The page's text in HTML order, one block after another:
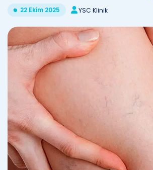
22 Ekim 2025 YSC Klinik